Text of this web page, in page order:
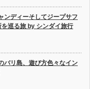
ンディーそしてジープサフ
巡る旅 by シンダイ旅行
バリ島、遊び方色々なイン